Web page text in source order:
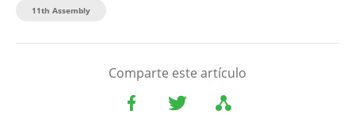
11th Assembly
Comparte este artículo